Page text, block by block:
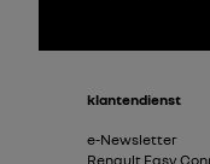
klantendienst
e-Newsletter
Renault Easy